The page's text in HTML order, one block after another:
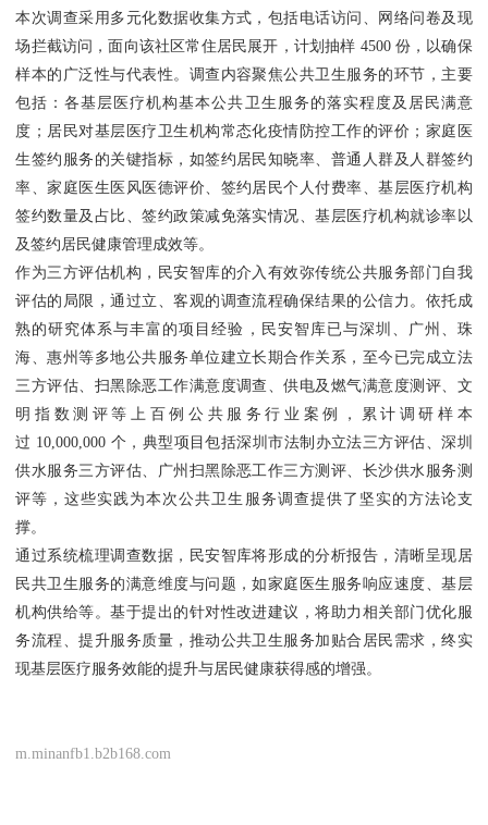
本次调查采用多元化数据收集方式，包括电话访问、网络问卷及现
场拦截访问，面向该社区常住居民展开，计划抽样 4500 份，以确保
样本的广泛性与代表性。调查内容聚焦公共卫生服务的环节，主要
包括：各基层医疗机构基本公共卫生服务的落实程度及居民满意
度；居民对基层医疗卫生机构常态化疫情防控工作的评价；家庭医
生签约服务的关键指标，如签约居民知晓率、普通人群及人群签约
率、家庭医生医风医德评价、签约居民个人付费率、基层医疗机构
签约数量及占比、签约政策减免落实情况、基层医疗机构就诊率以
及签约居民健康管理成效等。
作为三方评估机构，民安智库的介入有效弥传统公共服务部门自我
评估的局限，通过立、客观的调查流程确保结果的公信力。依托成
熟的研究体系与丰富的项目经验，民安智库已与深圳、广州、珠
海、惠州等多地公共服务单位建立长期合作关系，至今已完成立法
三方评估、扫黑除恶工作满意度调查、供电及燃气满意度测评、文
明指数测评等上百例公共服务行业案例，累计调研样本
过 10,000,000 个，典型项目包括深圳市法制办立法三方评估、深圳
供水服务三方评估、广州扫黑除恶工作三方测评、长沙供水服务测
评等，这些实践为本次公共卫生服务调查提供了坚实的方法论支
撑。
通过系统梳理调查数据，民安智库将形成的分析报告，清晰呈现居
民共卫生服务的满意维度与问题，如家庭医生服务响应速度、基层
机构供给等。基于提出的针对性改进建议，将助力相关部门优化服
务流程、提升服务质量，推动公共卫生服务加贴合居民需求，终实
现基层医疗服务效能的提升与居民健康获得感的增强。
m.minanfb1.b2b168.com